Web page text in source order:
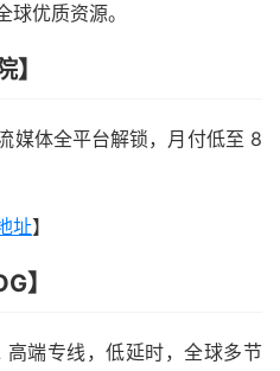
优质资源。
媒体全平台解锁，月付低至 8
址】
】
端专线，低延时，全球多节